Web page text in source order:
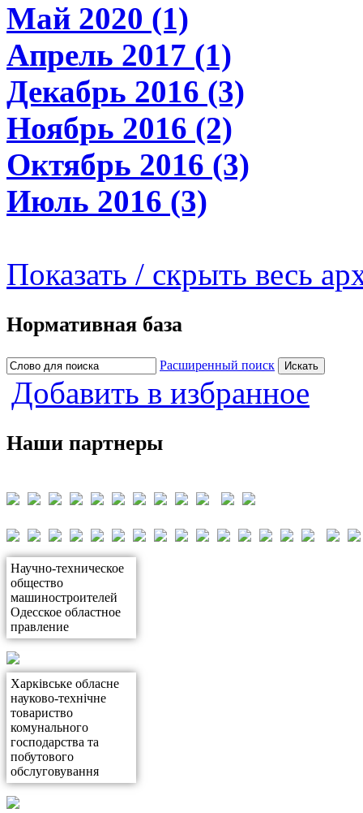
Май 2020 (1)
Апрель 2017 (1)
Декабрь 2016 (3)
Ноябрь 2016 (2)
Октябрь 2016 (3)
Июль 2016 (3)
Показать / скрыть весь
Нормативная база
Расширенный поиск
Добавить в избранное
Наши партнеры
Научно-техническое
общество
машиностроителей
Одесское областное
правление
Харківське обласне
науково-технічне
товариство
комунального
господарства та
побутового
обслуговування